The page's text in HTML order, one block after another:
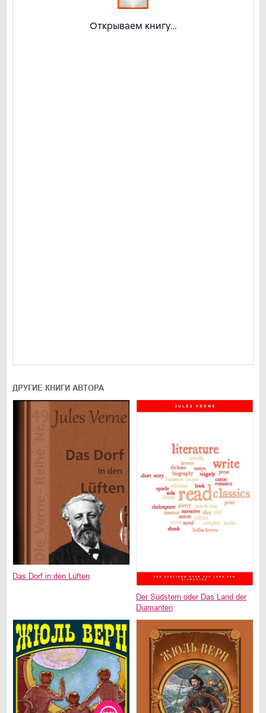
ДРУГИЕ КНИГИ АВТОРА
Das Dorf in den Lüften
Der Südstern oder Das Land der
Diamanten